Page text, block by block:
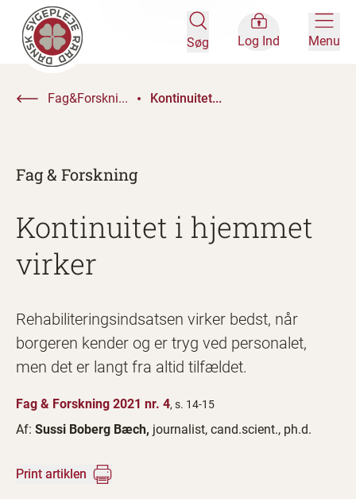
Søg Log Ind Menu
Fag&Forskni... Kontinuitet...
Fag & Forskning
Kontinuitet i hjemmet
virker
Rehabiliteringsindsatsen virker bedst, når
borgeren kender og er tryg ved personalet,
men det er langt fra altid tilfældet.
Fag & Forskning 2021 nr. 4, s. 14-15
Af: Sussi Boberg Bæch, journalist, cand.scient., ph.d.
Print artiklen